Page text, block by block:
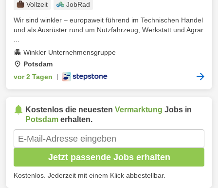
Vollzeit
JobRad
Wir sind winkler – europaweit führend im Technischen Handel
und als Ausrüster rund um Nutzfahrzeug, Werkstatt und Agrar
Winkler Unternehmensgruppe
Potsdam
vor 2 Tagen
Kostenlos die neuesten Vermarktung Jobs in
Potsdam erhalten.
Jetzt passende Jobs erhalten
Kostenlos. Jederzeit mit einem Klick abbestellbar.